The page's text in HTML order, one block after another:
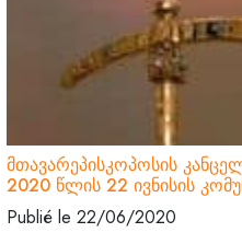
მთავარეპისკოპოსის
2020 წლის 22 ივნისის
Publié le 22/06/2020